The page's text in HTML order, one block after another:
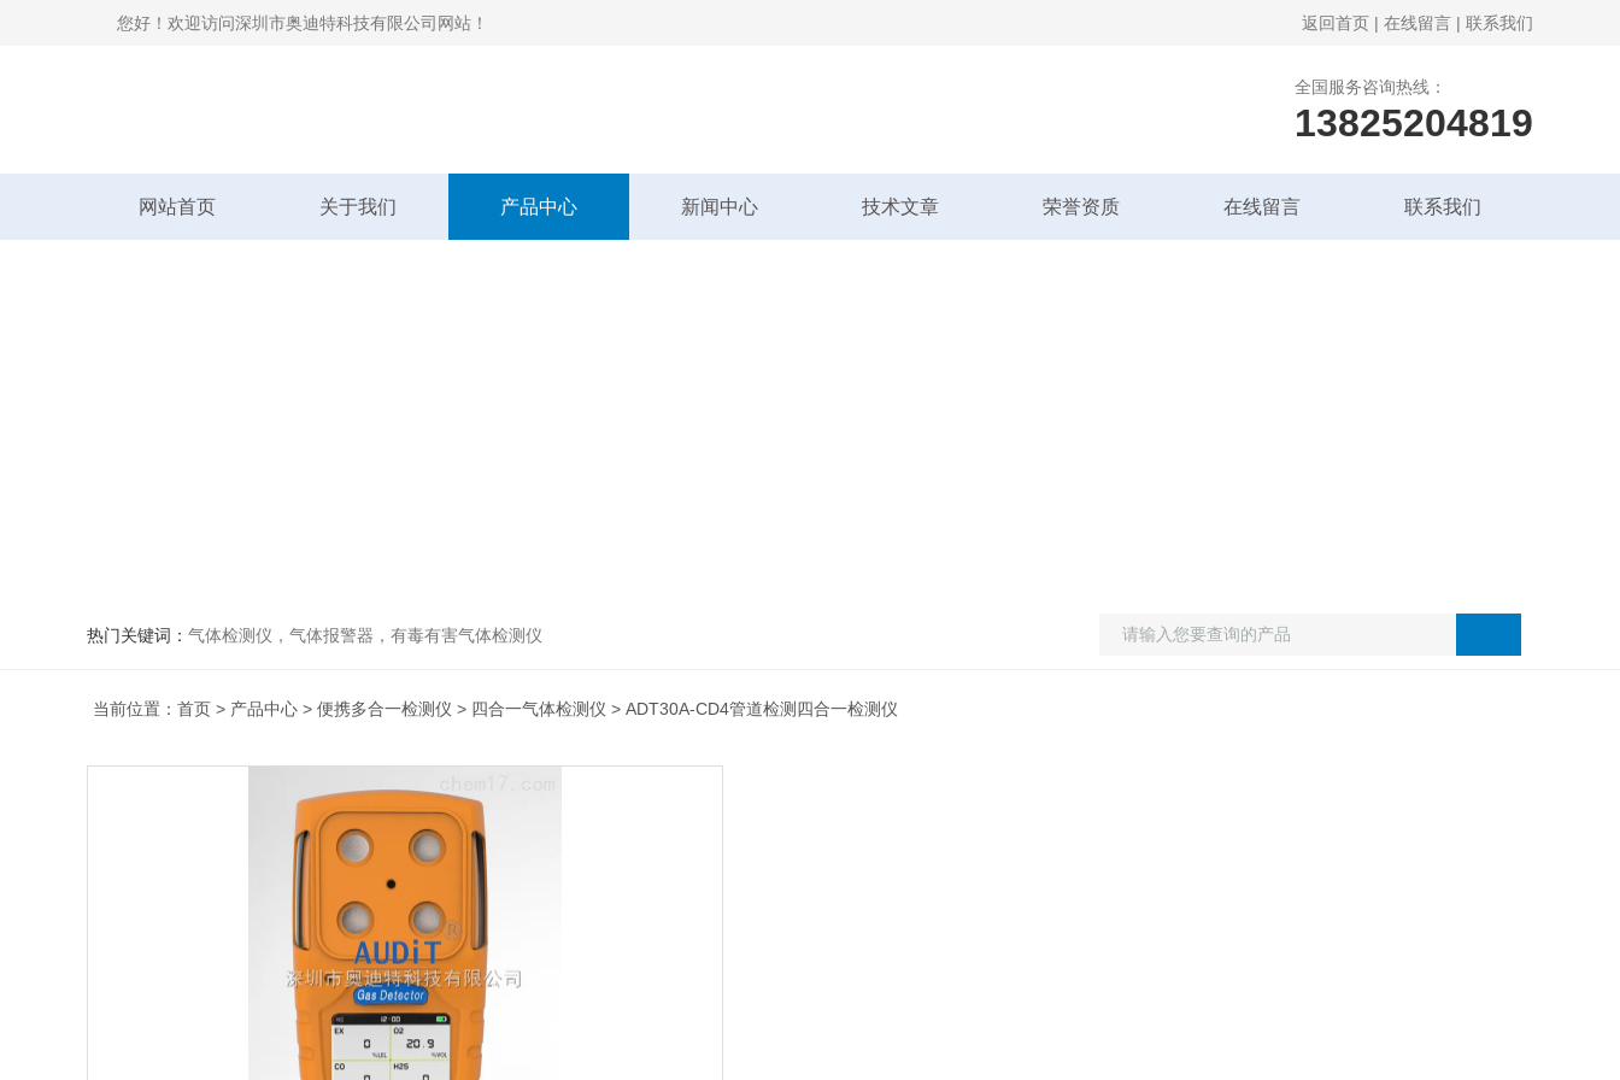
您好！欢迎访问深圳市奥迪特科技有限公司网站！ 返回首页 | 在线留言 | 联系我们
全国服务咨询热线：
13825204819
网站首页 关于我们 产品中心 新闻中心 技术文章 荣誉资质 在线留言 联系我们
热门关键词： 气体检测仪，气体报警器，有毒有害气体检测仪
当前位置： 首页 > 产品中心 > 便携多合一检测仪 > 四合一气体检测仪 > ADT30A-CD4管道检测四合一检测仪